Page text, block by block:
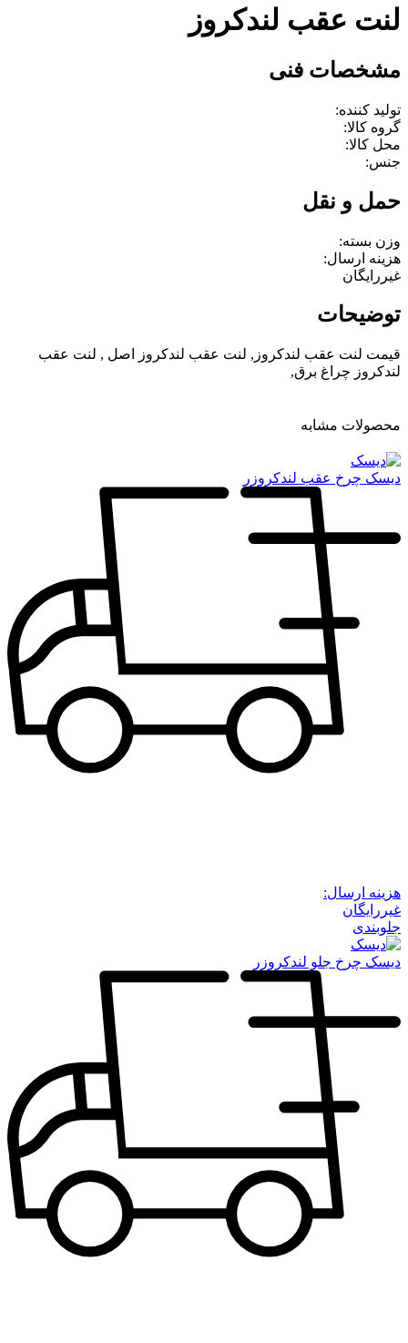
لنت عقب لندکروز
مشخصات فنی
تولید کننده:
گروه کالا:
محل کالا:
جنس:
حمل و نقل
وزن بسته:
هزینه ارسال:
غیررایگان
توضیحات
قیمت لنت عقب لندکروز, لنت عقب لندکروز اصل , لنت عقب
لندکروز چراغ برق,
محصولات مشابه
دیسک چرخ عقب لندکروزر
هزینه ارسال:
غیررایگان
جلوبندی
دیسک چرخ جلو لندکروزر